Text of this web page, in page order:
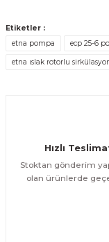
Ürün fiyatı
Etiketler :
etna pompa
ecp 25-6
etna ıslak rotorlu
Hızlı
Stoktan gönderim
olan ürünlerde